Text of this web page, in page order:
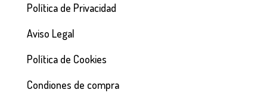
Política de Privacidad
Aviso Legal
Política de Cookies
Condiones de compra